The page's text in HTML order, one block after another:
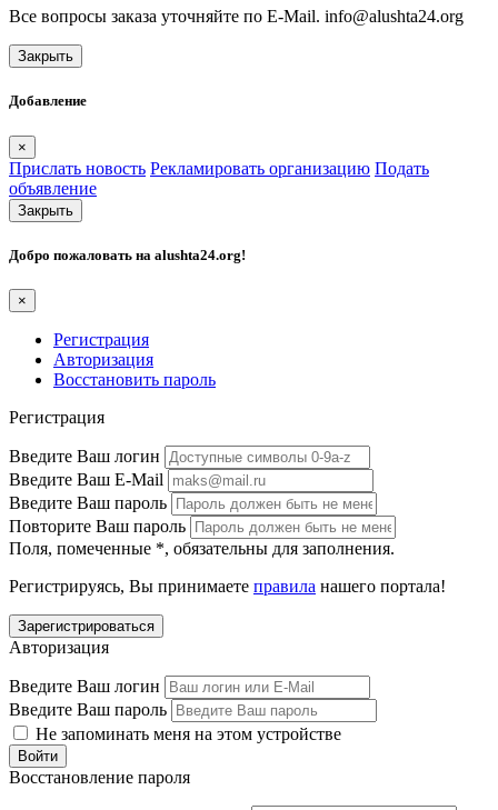
Все вопросы заказа уточняйте по E-Mail. info@alushta24.org
Закрыть
Добавление
×
Прислать новость Рекламировать организацию Подать
объявление
Закрыть
Добро пожаловать на alushta24.org!
×
Регистрация
Авторизация
Восстановить пароль
Регистрация
Введите Ваш логин
Введите Ваш E-Mail
Введите Ваш пароль
Повторите Ваш пароль
Поля, помеченные *, обязательны для заполнения.
Регистрируясь, Вы принимаете правила нашего портала!
Авторизация
Введите Ваш логин
Введите Ваш пароль
Не запоминать меня на этом устройстве
Восстановление пароля